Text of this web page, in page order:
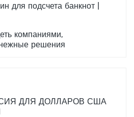
для подсчета банкнот |
компаниями,
решения
ДЛЯ ДОЛЛАРОВ США